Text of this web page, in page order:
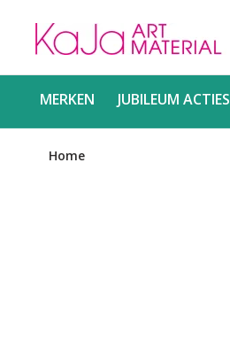
MERKEN JUBILEUM ACTIES
Home